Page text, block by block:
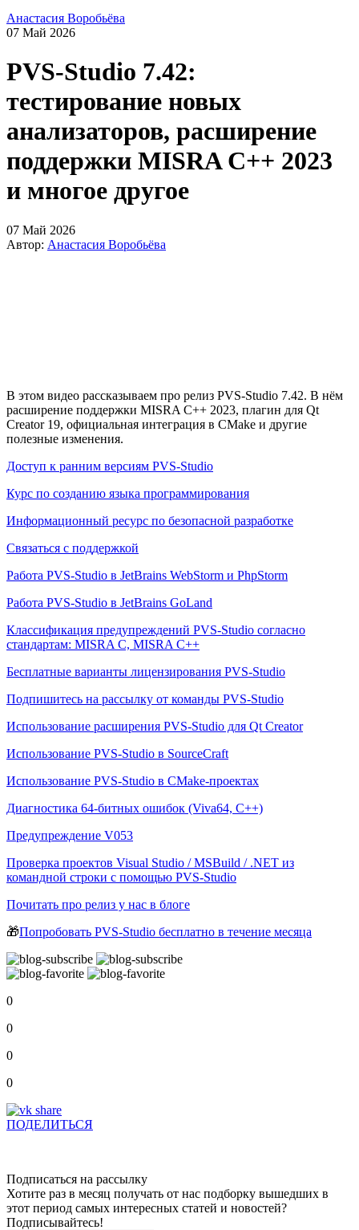
Анастасия Воробьёва
07 Май 2026
PVS-Studio 7.42:
тестирование новых
анализаторов, расширение
поддержки MISRA C++ 2023
и многое другое
07 Май 2026
Автор: Анастасия Воробьёва
В этом видео рассказываем про релиз PVS-Studio 7.42. В нём
расширение поддержки MISRA C++ 2023, плагин для Qt
Creator 19, официальная интеграция в CMake и другие
полезные изменения.
Доступ к ранним версиям PVS-Studio
Курс по созданию языка программирования
Информационный ресурс по безопасной разработке
Связаться с поддержкой
Работа PVS-Studio в JetBrains WebStorm и PhpStorm
Работа PVS-Studio в JetBrains GoLand
Классификация предупреждений PVS-Studio согласно
стандартам: MISRA C, MISRA C++
Бесплатные варианты лицензирования PVS-Studio
Подпишитесь на рассылку от команды PVS-Studio
Использование расширения PVS-Studio для Qt Creator
Использование PVS-Studio в SourceCraft
Использование PVS-Studio в CMake-проектах
Диагностика 64-битных ошибок (Viva64, C++)
Предупреждение V053
Проверка проектов Visual Studio / MSBuild / .NET из
командной строки с помощью PVS-Studio
Почитать про релиз у нас в блоге
🎁Попробовать PVS-Studio бесплатно в течение месяца
0
0
0
0
ПОДЕЛИТЬСЯ
Подписаться на рассылку
Хотите раз в месяц получать от нас подборку вышедших в
этот период самых интересных статей и новостей?
Подписывайтесь!